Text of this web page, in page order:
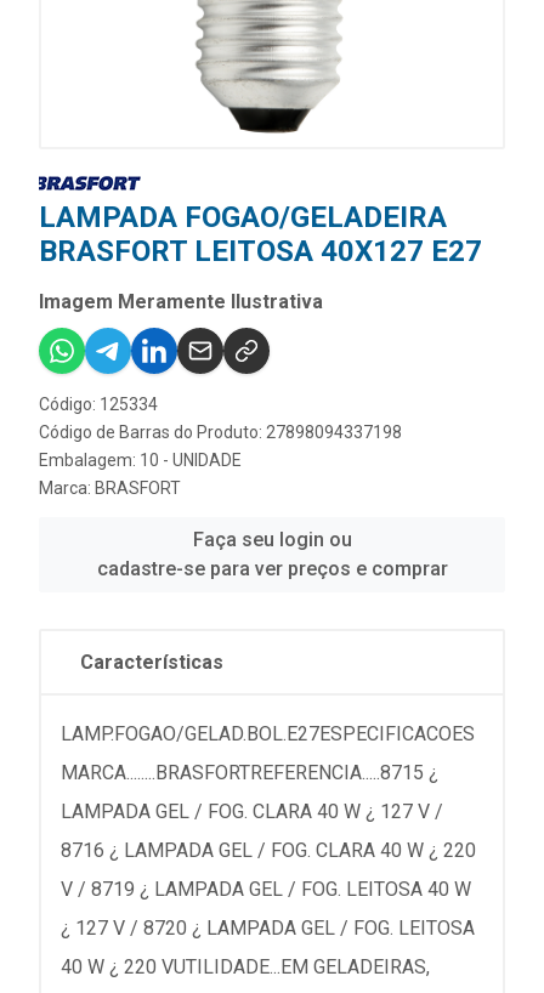
LAMPADA FOGAO/GELADEIRA
BRASFORT LEITOSA 40X127 E27
Imagem Meramente Ilustrativa
Código: 125334
Código de Barras do Produto: 27898094337198
Embalagem: 10 - UNIDADE
Marca: BRASFORT
Faça seu login ou
cadastre-se para ver preços e comprar
Características
LAMP.FOGAO/GELAD.BOL.E27ESPECIFICACOES
MARCA........BRASFORTREFERENCIA.....8715 ¿
LAMPADA GEL / FOG. CLARA 40 W ¿ 127 V /
8716 ¿ LAMPADA GEL / FOG. CLARA 40 W ¿ 220
V / 8719 ¿ LAMPADA GEL / FOG. LEITOSA 40 W
¿ 127 V / 8720 ¿ LAMPADA GEL / FOG. LEITOSA
40 W ¿ 220 VUTILIDADE...EM GELADEIRAS,